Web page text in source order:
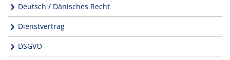
Deutsch / Dänisches Recht
Dienstvertrag
DSGVO